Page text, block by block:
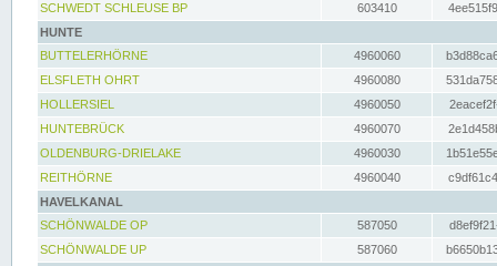
SCHWEDT SCHLEUSE BP
603410
HUNTE
BUTTELERHÖRNE
4960060
ELSFLETH OHRT
4960080
HOLLERSIEL
4960050
HUNTEBRÜCK
4960070
OLDENBURG-DRIELAKE
4960030
REITHÖRNE
4960040
HAVELKANAL
SCHÖNWALDE OP
587050
SCHÖNWALDE UP
587060